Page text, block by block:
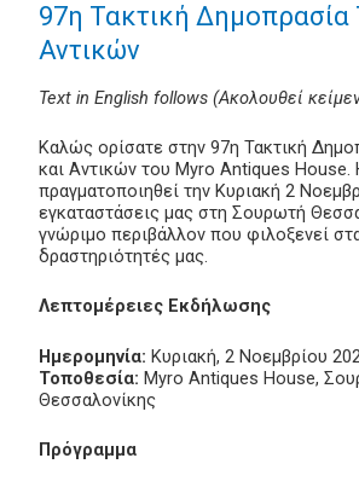
97η Τακτική Δημοπρασία
Αντικών
Text in English follows (Ακολουθεί
Καλώς ορίσατε στην 97η Τακτική
και Αντικών του Myro Antiques
πραγματοποιηθεί την Κυριακή 2
εγκαταστάσεις μας στη Σουρωτή
γνώριμο περιβάλλον που φιλοξενεί
δραστηριότητές μας.
Λεπτομέρειες Εκδήλωσης
Ημερομηνία: Κυριακή, 2 Νοεμβρίου
Τοποθεσία: Myro Antiques House,
Θεσσαλονίκης
Πρόγραμμα